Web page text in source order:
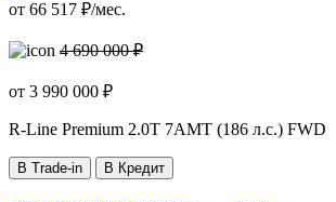
от 66 517 ₽/мес.
4 690 000 ₽
от 3 990 000 ₽
R-Line Premium 2.0T 7AMT (186 л.с.) FWD
В Trade-in В Кредит